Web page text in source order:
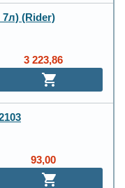
7л) (Rider)
3 223,86
93,00